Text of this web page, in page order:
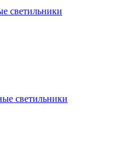
светильники
светильники